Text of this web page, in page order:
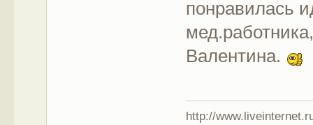
понравилась
Валентина.
http://